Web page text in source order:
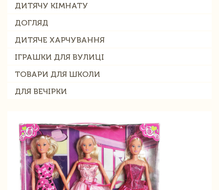
ДИТЯЧУ КІМНАТУ
ДОГЛЯД
ДИТЯЧЕ ХАРЧУВАННЯ
ІГРАШКИ ДЛЯ ВУЛИЦІ
ТОВАРИ ДЛЯ ШКОЛИ
ДЛЯ ВЕЧІРКИ